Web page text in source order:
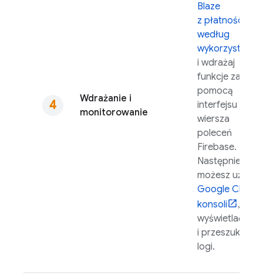
Wdrażanie i
monitorowanie
Blaze
z płatnością
według
wykorzystania
i wdrażaj
funkcje za
pomocą
interfejsu
wiersza
poleceń
Firebase.
Następnie
możesz użyć
Google Cloud
konsoli
, aby
wyświetlać
i przeszukiwać
logi.